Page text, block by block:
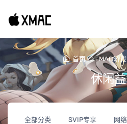
首页 MAC游戏
休闲
全部分类 SVIP专享 网